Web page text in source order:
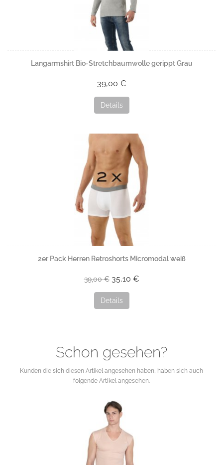
Langarmshirt Bio-Stretchbaumwolle gerippt Grau
39,00 €
Details
2er Pack Herren Retroshorts Micromodal weiß
39,00 € 35,10 €
Details
Schon gesehen?
Kunden die sich diesen Artikel angesehen haben, haben sich auch
folgende Artikel angesehen.